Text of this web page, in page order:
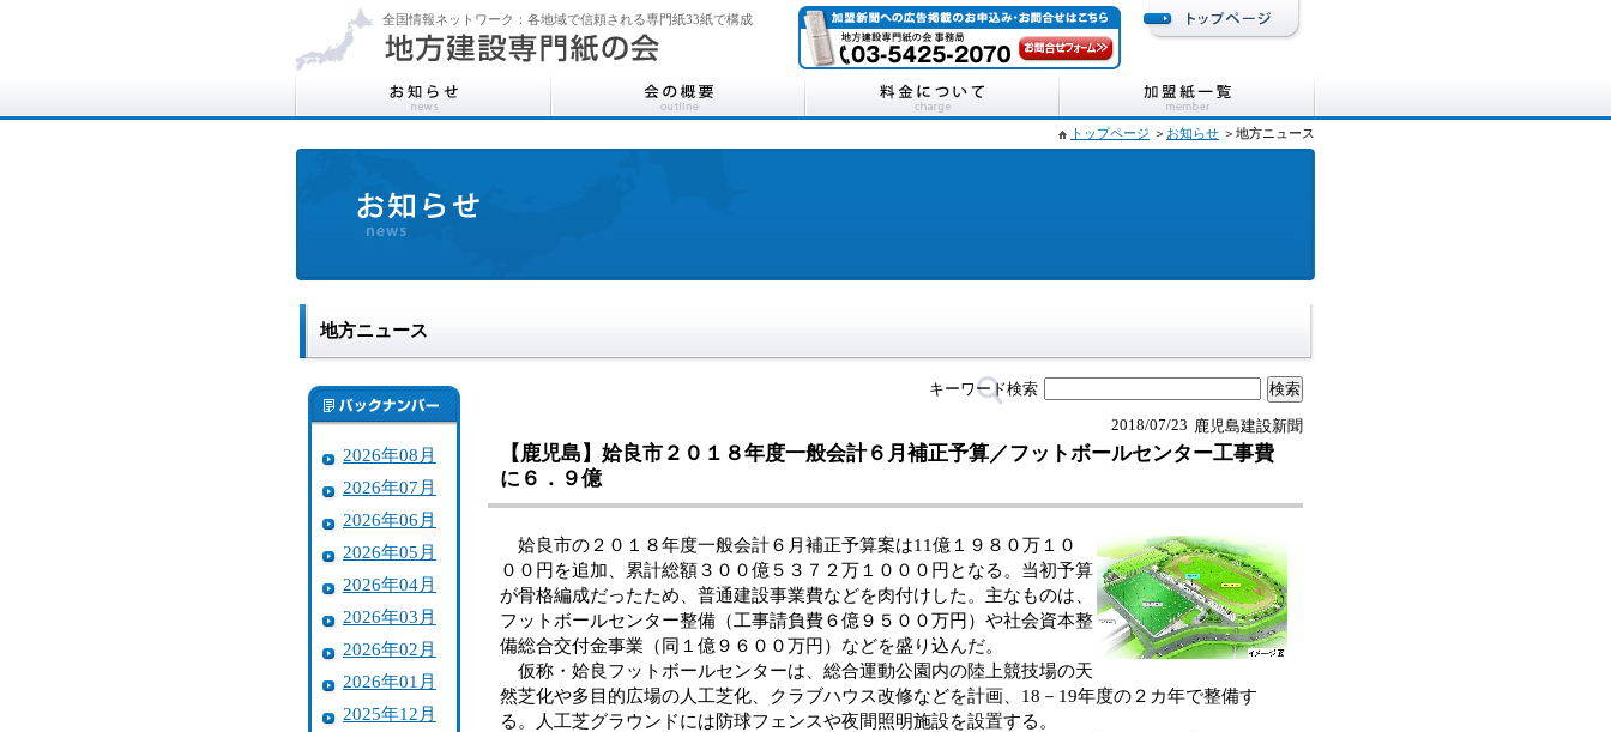
全国情報ネットワーク：各地域で信頼される専門紙33紙で構成
トップページ ＞ お知らせ ＞地方ニュース
地方ニュース
2026年08月
2026年07月
2026年06月
2026年05月
2026年04月
2026年03月
2026年02月
2026年01月
2025年12月
キーワード検索
鹿児島建設新聞
2018/07/23
【鹿児島】姶良市２０１８年度一般会計６月補正予算／フットボールセンター工事費
に６．９億
姶良市の２０１８年度一般会計６月補正予算案は11億１９８０万１０
００円を追加、累計総額３００億５３７２万１０００円となる。当初予算
が骨格編成だったため、普通建設事業費などを肉付けした。主なものは、
フットボールセンター整備（工事請負費６億９５００万円）や社会資本整
備総合交付金事業（同１億９６００万円）などを盛り込んだ。
仮称・姶良フットボールセンターは、総合運動公園内の陸上競技場の天
然芝化や多目的広場の人工芝化、クラブハウス改修などを計画、18－19年度の２カ年で整備す
る。人工芝グラウンドには防球フェンスや夜間照明施設を設置する。